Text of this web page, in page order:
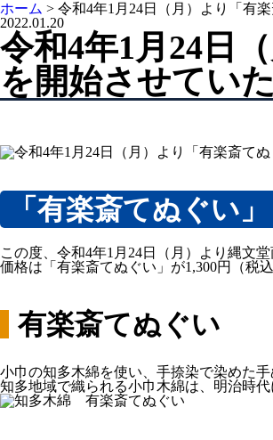
ホーム > 令和4年1月24日（月）より「有
2022.01.20
令和4年1月24日
を開始させてい
「有楽斎てぬぐい
この度、令和4年1月24日（月）より縄文
価格は「有楽斎てぬぐい」が1,300円（税
有楽斎てぬぐい
小巾の知多木綿を使い、手捺染で染めた
知多地域で織られる小巾木綿は、明治時